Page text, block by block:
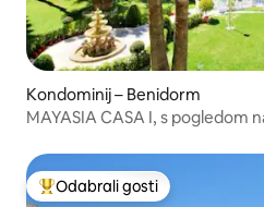
Kondominij – Benidorm
MAYASIA CASA I, s pogledom
Među najviše rangiranima s
Odabrali gosti